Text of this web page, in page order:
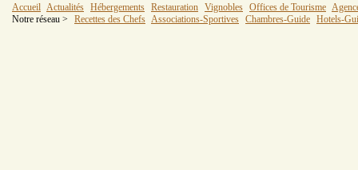
Accueil Actualités Hébergements Restauration Vignobles Offices de Tourisme
Notre réseau >
Recettes des Chefs Associations-Sportives Chambres-Guide Hotels-